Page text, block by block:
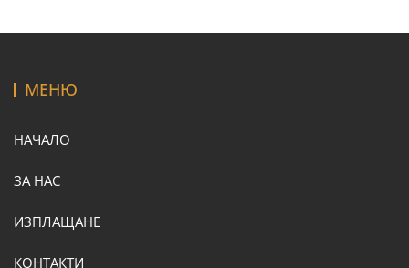
МЕНЮ
НАЧАЛО
ЗА НАС
ИЗПЛАЩАНЕ
КОНТАКТИ